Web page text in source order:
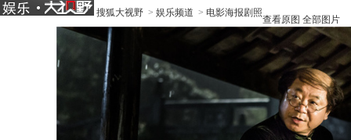
搜狐大视野 > 娱乐频道 > 电影海报剧照
查看原图 全部图片